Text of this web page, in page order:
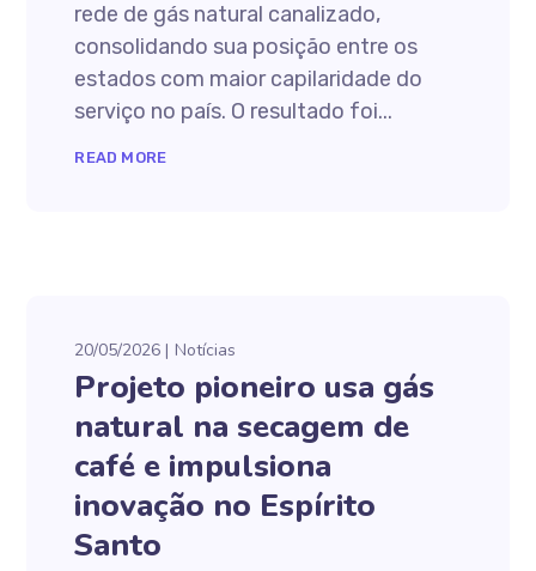
rede de gás natural canalizado,
consolidando sua posição entre os
estados com maior capilaridade do
serviço no país. O resultado foi...
READ MORE
20/05/2026 Notícias
Projeto pioneiro usa gás
natural na secagem de
café e impulsiona
inovação no Espírito
Santo